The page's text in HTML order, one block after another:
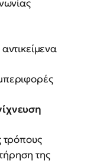
τρόπους
της